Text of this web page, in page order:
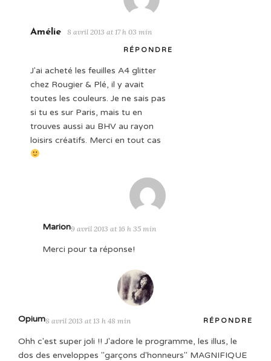
Amélie 8 avril 2013 at 17 h 03 min
RÉPONDRE
J'ai acheté les feuilles A4 glitter
chez Rougier & Plé, il y avait
toutes les couleurs. Je ne sais pas
si tu es sur Paris, mais tu en
trouves aussi au BHV au rayon
loisirs créatifs. Merci en tout cas
Marion9 avril 2013 at 16 h 35 min
Merci pour ta réponse!
Opium8 avril 2013 at 13 h 48 min RÉPONDRE
Ohh c'est super joli !! J'adore le programme, les illus, le
dos des enveloppes "garçons d'honneurs" MAGNIFIQUE